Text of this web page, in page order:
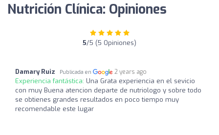
Nutrición Clínica: Opiniones
5/5 (5 Opiniones)
Damary Ruiz Publicada en 2 years ago
Experiencia fantástica: Una Grata experiencia en el sevicio
con muy Buena atencion departe de nutriologo y sobre todo
se obtienes grandes resultados en poco tiempo muy
recomendable este lugar